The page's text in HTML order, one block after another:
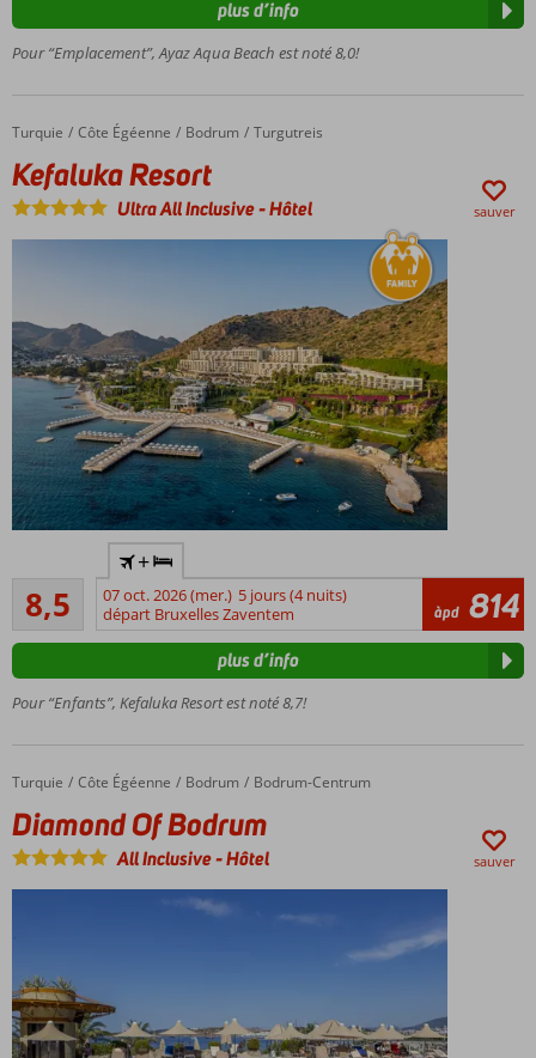
Chambres
spacieuses
Piscine
toboggans
Pour “Emplacement”, Ayaz Aqua Beach est noté 8,0!
plus d’info
Accueil
Turquie Côte Égéenne Bodrum Turgutreis
Kefaluka Resort
Kefaluka Resort
Ultra All Inclusive-Hôtel sauver
idéal
Parc
aquatique
toboggans
restaurants
moderne
et centre
de
beauté
8,5Recommandé
55
commentaires
+
07 oct. 2026 (mer.) 5 jours (4 nuits)
départ Bruxelles Zaventem
àpd 814
Pour “Enfants”, Kefaluka Resort est noté 8,7!
plus d’info
Accueil
Turquie Côte Égéenne Bodrum Bodrum-Centrum
Diamond Of Bodrum
Diamond Of Bodrum
All Inclusive-Hôtel sauver